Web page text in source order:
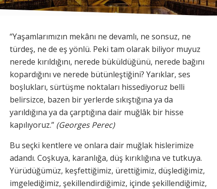
“Yaşamlarımızın mekânı ne devamlı, ne sonsuz, ne
türdeş, ne de eş yönlü. Peki tam olarak biliyor muyuz
nerede kırıldığını, nerede büküldüğünü, nerede bağını
kopardığını ve nerede bütünleştiğini? Yarıklar, ses
boşlukları, sürtüşme noktaları hissediyoruz belli
belirsizce, bazen bir yerlerde sıkıştığına ya da
yarıldığına ya da çarptığına dair muğlâk bir hisse
kapılıyoruz.” (Georges Perec)
Bu seçki kentlere ve onlara dair muğlak hislerimize
adandı. Coşkuya, karanlığa, düş kırıklığına ve tutkuya.
Yürüdüğümüz, keşfettiğimiz, ürettiğimiz, düşlediğimiz,
imgelediğimiz, şekillendirdiğimiz, içinde şekillendiğimiz,